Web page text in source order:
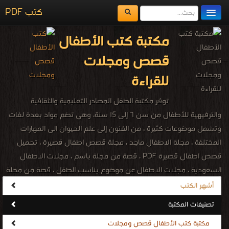
كتب PDF
مكتبة الكتب
المكتبات
يُقرأ حالياً
الفهرس
اضف كتاب
مكتبة كتب الأطفال
قصص ومجلات
للقراءة
توفر مكتبة الطفل المصادر التعليمية والثقافية
والترفيهية للأطفال من سن ٦ إلى ١5 سنة، وهي تضم مواد بعدة لغات
وتشمل موضوعات كثيرة ، من الفنون إلى علم الحيوان الى المهارات
المختلفة ، مجلة الاطفال ماجد ، مجلة قصص اطفال قصيرة ، تحميل
قصص اطفال قصيرة PDF ، قصة من مجلة باسم ، مجلات الاطفال
السعودية ، مجلات الاطفال عن موضوع يناسب الطفل ، قصة من مجلة
ماجد مع اسم الكاتب ، قصة قصيرة من مجلة ماجد للاطفال ، مجلة
قصص مصورة فرنسية ، قصص وحكايات للاطفال ممتعة ومسلية ،
سلسلة القصص الإسلامية والتربوية والتعليمية ، مواقع الطفل التربوية و
الثقافية و العلمية ، مجلة نسيم للاطفال ، مجلة إلكترونية خاصة بالطفل ،
أشهر الكتب
تصنيفات المكتبة
مكتبة كتب الأطفال قصص ومجلات